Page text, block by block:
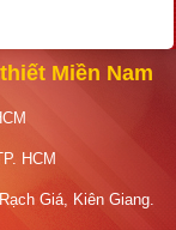
Miền Nam
HCM
Giá, Kiên Giang.